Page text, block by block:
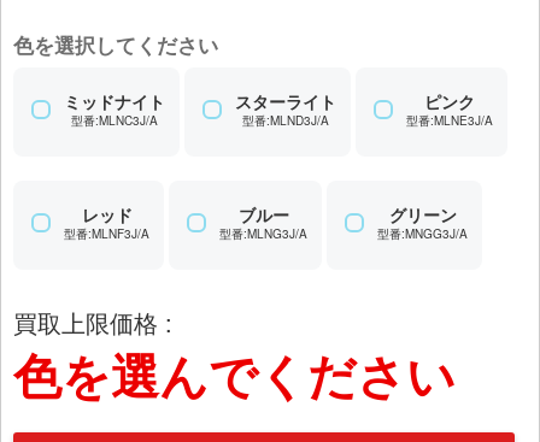
色を選択してください
ミッドナイト
型番:MLNC3J/A
スターライト
型番:MLND3J/A
ピンク
型番:MLNE3J/A
レッド
型番:MLNF3J/A
ブルー
型番:MLNG3J/A
グリーン
型番:MNGG3J/A
買取上限価格 :
色を選んでください